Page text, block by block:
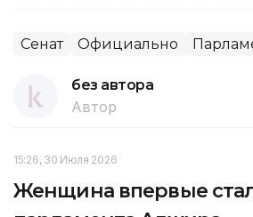
Сенат Официально
без автора
Автор
15:26, 30 Июля 2026
Женщина впервые